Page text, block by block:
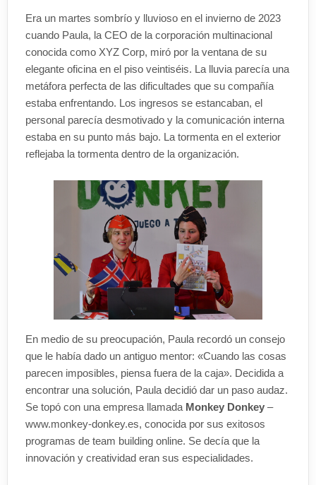
Era un martes sombrío y lluvioso en el invierno de 2023
cuando Paula, la CEO de la corporación multinacional
conocida como XYZ Corp, miró por la ventana de su
elegante oficina en el piso veintiséis. La lluvia parecía una
metáfora perfecta de las dificultades que su compañía
estaba enfrentando. Los ingresos se estancaban, el
personal parecía desmotivado y la comunicación interna
estaba en su punto más bajo. La tormenta en el exterior
reflejaba la tormenta dentro de la organización.
En medio de su preocupación, Paula recordó un consejo
que le había dado un antiguo mentor: «Cuando las cosas
parecen imposibles, piensa fuera de la caja». Decidida a
encontrar una solución, Paula decidió dar un paso audaz.
Se topó con una empresa llamada Monkey Donkey –
www.monkey-donkey.es, conocida por sus exitosos
programas de team building online. Se decía que la
innovación y creatividad eran sus especialidades.